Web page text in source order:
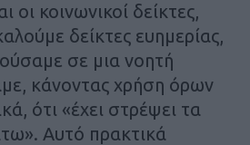
οι κοινωνικοί δείκτες,
δείκτες ευημερίας,
σε μια νοητή
κάνοντας χρήση όρων
ότι «έχει στρέψει τα
Αυτό πρακτικά